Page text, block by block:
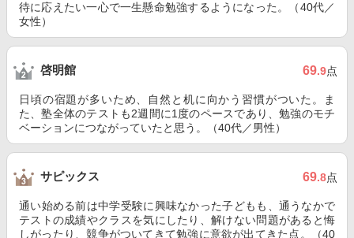
待に応えたい一心で一生懸命勉強するようになった。（40代／
女性）
啓明館 69.9点
日頃の宿題が多いため、自然と机に向かう習慣がついた。ま
た、塾全体のテストも2週間に1度のペースであり、勉強のモチ
ベーションにつながっていたと思う。（40代／男性）
サピックス 69.8点
通い始める前は中学受験に興味なかった子どもも、通うなかで
テストの成績やクラスを気にしたり、解けない問題があると悔
しがったり、競争がついてきて勉強に意欲が出てきた点。（40